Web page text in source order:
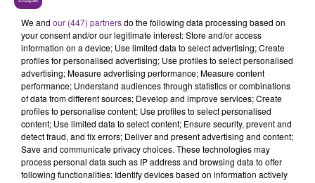
11h37
LA CENTRALE NUCLÉAIRE DE CHOOZ
TOUJOURS À L'ARRÊT
Cela fait déjà une semaine que la centrale
nucléaire ardennaise est à l'arrêt. Une situation
We and our (447) partnersdo the following data processing based on
your consent and/or our legitimate interest: Store and/or access
information on a device; Use limited data to select advertising; Create
profiles for personalised advertising; Use profiles to select personalised
advertising; Measure advertising performance; Measure content
performance; Understand audiences through statistics or combinations
of data from different sources; Develop and improve services; Create
profiles to personalise content; Use profiles to select personalised
content; Use limited data to select content; Ensure security, prevent and
detect fraud, and fix errors; Deliver and present advertising and content;
Save and communicate privacy choices. These technologies may
process personal data such as IP address and browsing data to offer
following functionalities: Identify devices based on information actively